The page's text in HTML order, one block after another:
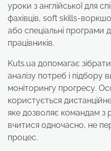
уроки з англійської для
фахівців, soft skills-
або спеціальні програми
працівників.
Kuts.ua допомагає зібрати
аналізу потреб і підбору
моніторингу прогресу.
користується
яке дозволяє командам з
вчитися одночасно, не
процес.